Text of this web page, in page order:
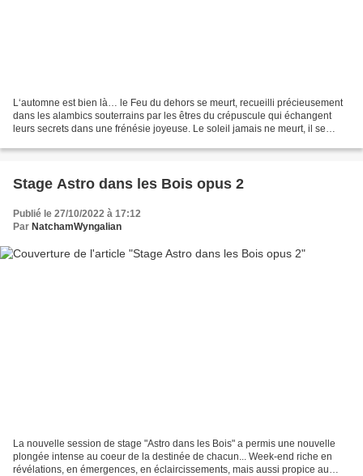
L‘automne est bien là… le Feu du dehors se meurt, recueilli précieusement
dans les alambics souterrains par les êtres du crépuscule qui échangent
leurs secrets dans une frénésie joyeuse. Le soleil jamais ne meurt, il se
Stage Astro dans les Bois opus 2
Publié le 27/10/2022 à 17:12
Par NatchamWyngalian
La nouvelle session de stage "Astro dans les Bois" a permis une nouvelle
plongée intense au coeur de la destinée de chacun... Week-end riche en
révélations, en émergences, en éclaircissements, mais aussi propice au